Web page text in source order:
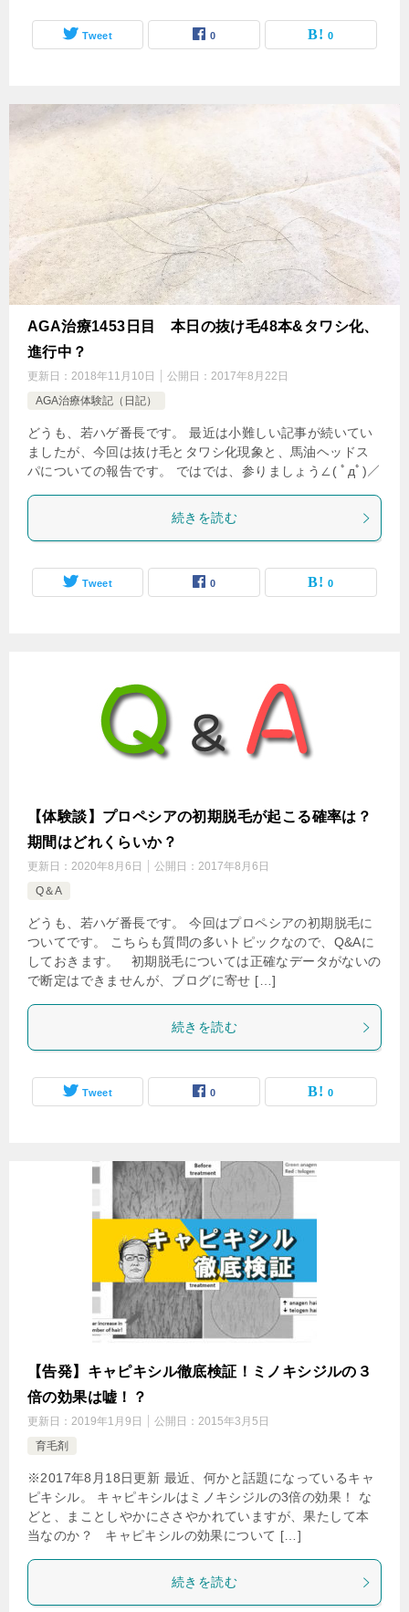
Tweet 0 0
AGA治療1453日目 本日の抜け毛48本&タワシ化、
進行中？
更新日： 2018年11月10日 公開日： 2017年8月22日
AGA治療体験記（日記）
どうも、若ハゲ番長です。 最近は小難しい記事が続いてい
ましたが、今回は抜け毛とタワシ化現象と、馬油ヘッドス
パについての報告です。 ではでは、参りましょう∠( ﾟдﾟ)／
続きを読む
Tweet 0 0
【体験談】プロペシアの初期脱毛が起こる確率は？
期間はどれくらいか？
更新日： 2020年8月6日 公開日： 2017年8月6日
Q＆A
どうも、若ハゲ番長です。 今回はプロペシアの初期脱毛に
ついてです。 こちらも質問の多いトピックなので、Q&Aに
しておきます。 初期脱毛については正確なデータがないの
で断定はできませんが、ブログに寄せ […]
続きを読む
Tweet 0 0
【告発】キャピキシル徹底検証！ミノキシジルの３
倍の効果は嘘！？
更新日： 2019年1月9日 公開日： 2015年3月5日
育毛剤
※2017年8月18日更新 最近、何かと話題になっているキャ
ピキシル。 キャピキシルはミノキシジルの3倍の効果！ な
どと、まことしやかにささやかれていますが、果たして本
当なのか？ キャピキシルの効果について […]
続きを読む